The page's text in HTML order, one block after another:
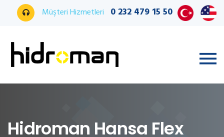
Müşteri Hizmetleri 0 232 479 15 50
Hidroman Hansa Flex